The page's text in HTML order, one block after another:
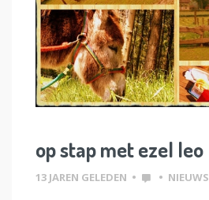
op stap met ezel leo
13 JAREN GELEDEN • • NIEUWS